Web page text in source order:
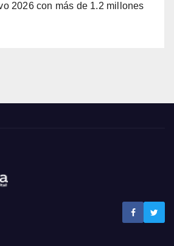
2026 con más de 1.2 millones